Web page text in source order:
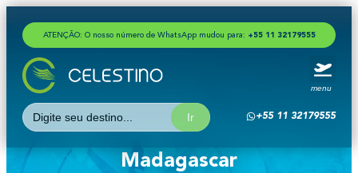
ATENÇÃO: O nosso número de WhatsApp mudou para: + 55 1 1 321 79555
menu
Search
for:
+55 11 32179555
Madagascar